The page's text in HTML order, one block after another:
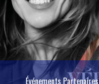
Événements Partenaires